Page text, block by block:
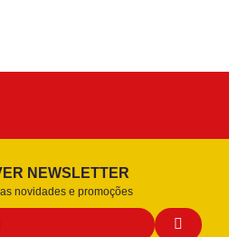
NEWSLETTER
novidades e promoções